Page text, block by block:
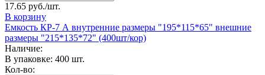
17.65 руб./шт.
В корзину
Емкость КР-7 А внутренние размеры "195*115*65" внешние
размеры "215*135*72" (400шт/кор)
Наличие:
В упаковке: 400 шт.
Кол-во: